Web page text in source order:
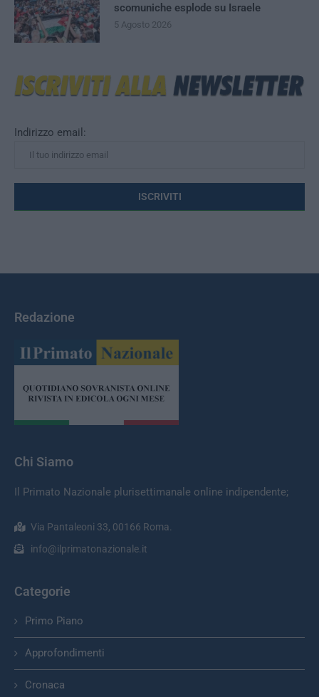
Indirizzo email:
scomuniche esplode su Israele
5 Agosto 2026
Redazione
Chi Siamo
Il Primato Nazionale plurisettimanale online indipendente;
Via Pantaleoni 33, 00166 Roma.
info@ilprimatonazionale.it
Categorie
Primo Piano
Approfondimenti
Cronaca